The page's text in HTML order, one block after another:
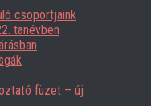
csoportjaink
tanévben
füzet – új